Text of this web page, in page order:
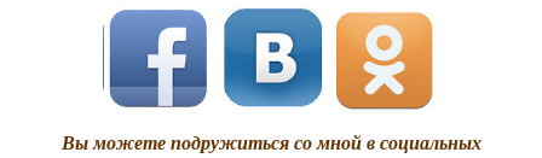
Вы можете подружиться со мной в социальных